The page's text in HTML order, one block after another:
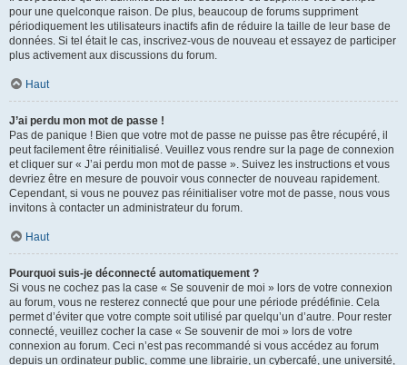
pour une quelconque raison. De plus, beaucoup de forums suppriment
périodiquement les utilisateurs inactifs afin de réduire la taille de leur base de
données. Si tel était le cas, inscrivez-vous de nouveau et essayez de participer
plus activement aux discussions du forum.
Haut
J’ai perdu mon mot de passe !
Pas de panique ! Bien que votre mot de passe ne puisse pas être récupéré, il
peut facilement être réinitialisé. Veuillez vous rendre sur la page de connexion
et cliquer sur « J’ai perdu mon mot de passe ». Suivez les instructions et vous
devriez être en mesure de pouvoir vous connecter de nouveau rapidement.
Cependant, si vous ne pouvez pas réinitialiser votre mot de passe, nous vous
invitons à contacter un administrateur du forum.
Haut
Pourquoi suis-je déconnecté automatiquement ?
Si vous ne cochez pas la case « Se souvenir de moi » lors de votre connexion
au forum, vous ne resterez connecté que pour une période prédéfinie. Cela
permet d’éviter que votre compte soit utilisé par quelqu’un d’autre. Pour rester
connecté, veuillez cocher la case « Se souvenir de moi » lors de votre
connexion au forum. Ceci n’est pas recommandé si vous accédez au forum
depuis un ordinateur public, comme une librairie, un cybercafé, une université,